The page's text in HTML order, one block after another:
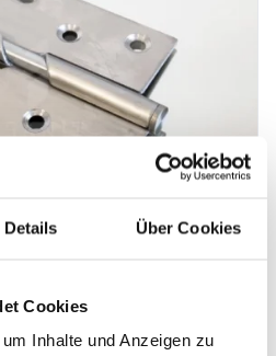
Details Über Cookies
Cookies
Inhalte und Anzeigen zu
28 mm